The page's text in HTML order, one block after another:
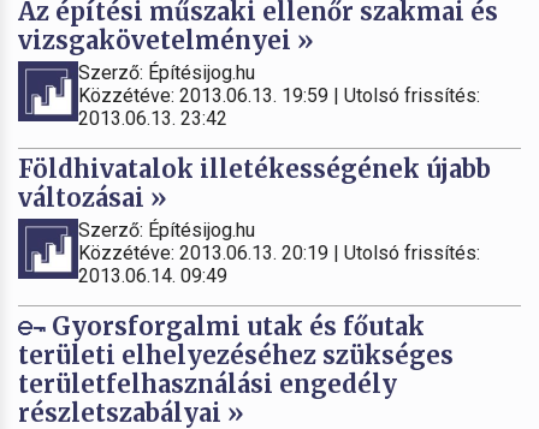
Az építési műszaki ellenőr szakmai és
vizsgakövetelményei »
Szerző: Építésijog.hu
Közzétéve: 2013.06.13. 19:59 | Utolsó frissítés:
2013.06.13. 23:42
Földhivatalok illetékességének újabb
változásai »
Szerző: Építésijog.hu
Közzétéve: 2013.06.13. 20:19 | Utolsó frissítés:
2013.06.14. 09:49
Gyorsforgalmi utak és főutak
területi elhelyezéséhez szükséges
területfelhasználási engedély
részletszabályai »